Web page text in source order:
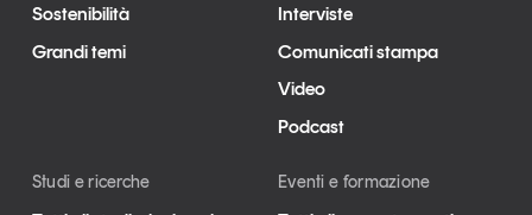
Sostenibilità
Grandi temi
Interviste
Comunicati stampa
Video
Podcast
Studi e ricerche Eventi e formazione